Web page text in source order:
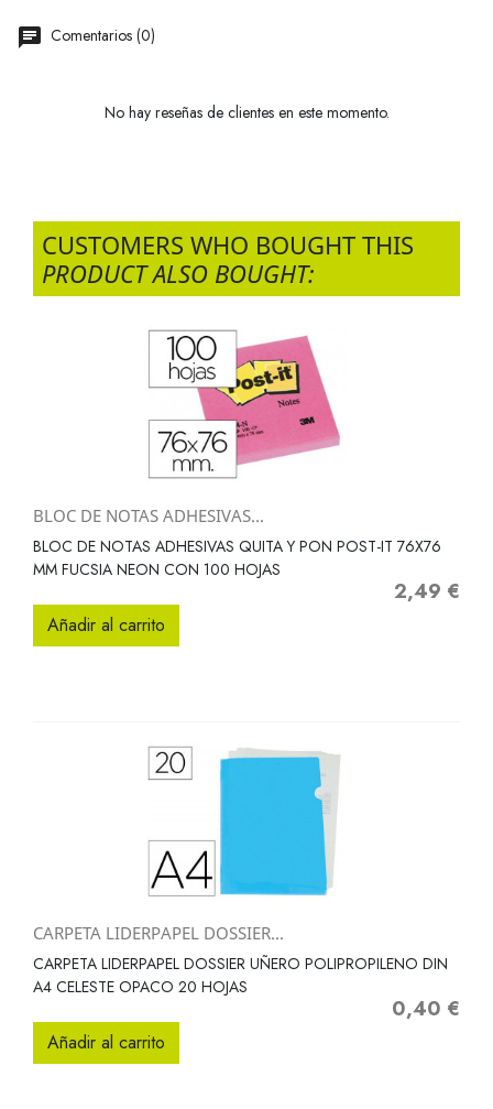
Comentarios (0)
No hay reseñas de clientes en este momento.
CUSTOMERS WHO BOUGHT THIS
PRODUCT ALSO BOUGHT:
BLOC DE NOTAS ADHESIVAS...
BLOC DE NOTAS ADHESIVAS QUITA Y PON POST-IT 76X76
MM FUCSIA NEON CON 100 HOJAS
Precio
2,49 €
Añadir al carrito
CARPETA LIDERPAPEL DOSSIER...
CARPETA LIDERPAPEL DOSSIER UÑERO POLIPROPILENO DIN
A4 CELESTE OPACO 20 HOJAS
Precio
0,40 €
Añadir al carrito